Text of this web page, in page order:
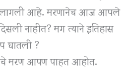
लागली आहे. मरणानेच आज आपले
नाहीत? मग त्याने इतिहास
घातली ?
मरण आपण पाहत आहोत.